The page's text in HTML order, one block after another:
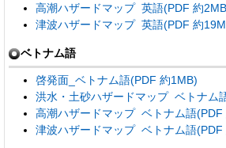
高潮ハザードマップ 英語(PDF 約
津波ハザードマップ 英語(PDF 約
ベトナム語
啓発面_ベトナム語(PDF 約1MB)
洪水・土砂ハザードマップ ベトナム
高潮ハザードマップ ベトナム語(PDF
津波ハザードマップ ベトナム語(PDF